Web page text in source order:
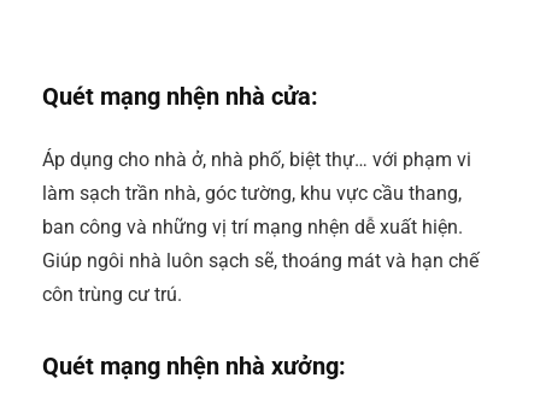
Quét mạng nhện nhà cửa:
Áp dụng cho nhà ở, nhà phố, biệt thự… với phạm vi
làm sạch trần nhà, góc tường, khu vực cầu thang,
ban công và những vị trí mạng nhện dễ xuất hiện.
Giúp ngôi nhà luôn sạch sẽ, thoáng mát và hạn chế
côn trùng cư trú.
Quét mạng nhện nhà xưởng: